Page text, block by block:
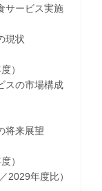
ービス実施
現状
）
の市場構成
将来展望
）
年度比）